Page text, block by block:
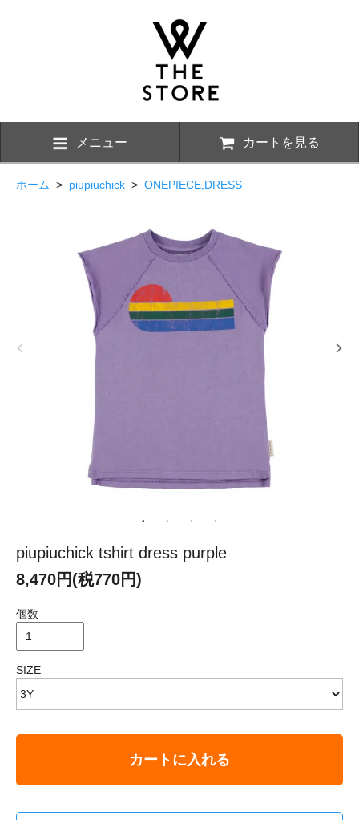
メニュー カートを見る
ホーム > piupiuchick > ONEPIECE,DRESS
piupiuchick tshirt dress purple
8,470円(税770円)
個数
SIZE
カートに入れる